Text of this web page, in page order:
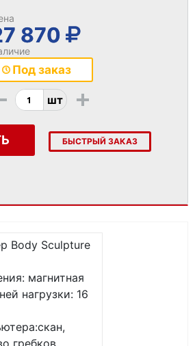
870
Под заказ
шт +
БЫСТРЫЙ ЗАКАЗ
Body Sculpture
магнитная
нагрузки: 16
гребков,